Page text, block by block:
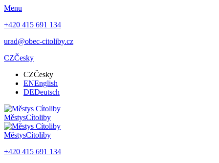
Menu
+420 415 691 134
urad@obec-citoliby.cz
CZČesky
CZČesky
ENEnglish
DEDeutsch
MěstysCítoliby
MěstysCítoliby
+420 415 691 134